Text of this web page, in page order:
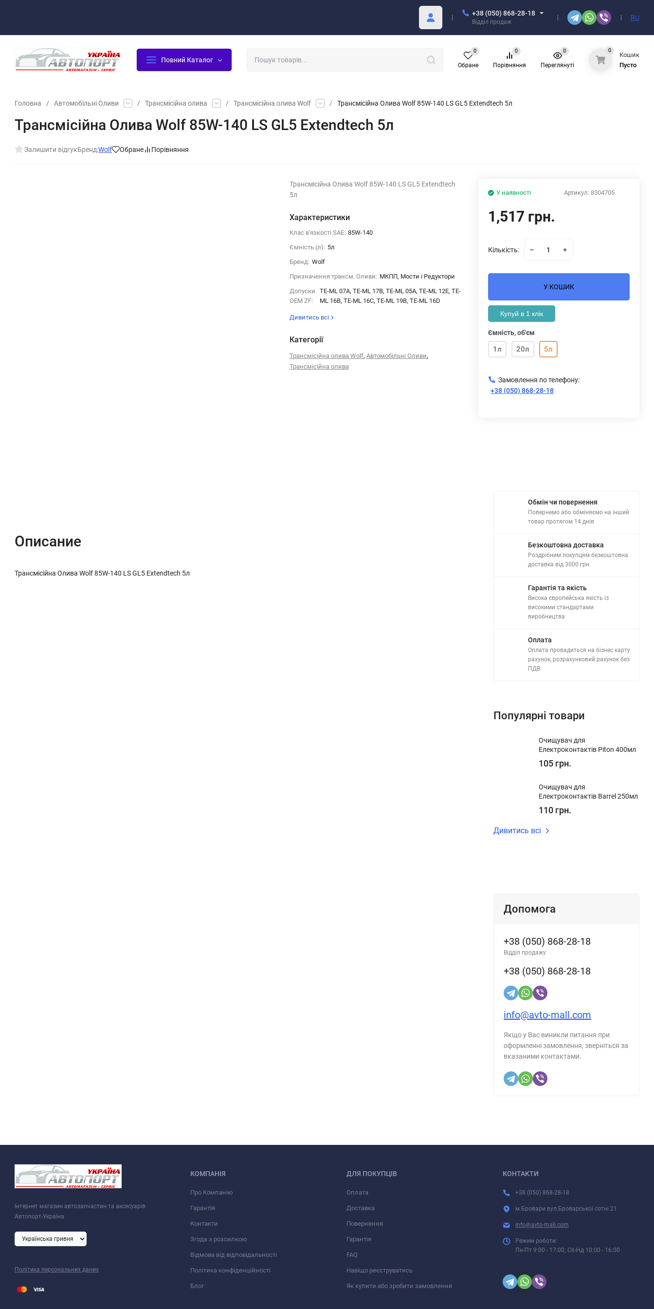
+38 (050) 868-28-18
Відділ продаж
RU
Повний Каталог
Обране
0
Порівняння
0
Переглянуті
0 0
Кошик
Пусто
Головна / Автомобільні Оливи / Трансмісійна олива / Трансмісійна олива Wolf / Трансмісійна Олива Wolf 85W-140 LS GL5 Extendtech 5л
Трансмісійна Олива Wolf 85W-140 LS GL5 Extendtech 5л
Залишити відгукБренд:Wolf Обране Порівняння
Трансмісійна Олива Wolf 85W-140 LS GL5 Extendtech
5л
Характеристики
Клас в'язкості SAE: 85W-140
Ємність (л): 5л
Бренд: Wolf
Призначення трансм. Оливи: МКПП, Мости і Редуктори
Допуски
OEM ZF:
TE-ML 07A, TE-ML 17B, TE-ML 05A, TE-ML 12E, TE-
ML 16B, TE-ML 16C, TE-ML 19B, TE-ML 16D
Дивитись всі
Категорії
Трансмісійна олива Wolf, Автомобільні Оливи,
Трансмісійна олива
Артикул: 8304705
У наявності
1,517 грн.
Кількість:
У КОШИК
Купуй в 1 клік
Ємність, об'єм
1л 20л 5л
Замовлення по телефону:
+38 (050) 868-28-18
Описание
Трансмісійна Олива Wolf 85W-140 LS GL5 Extendtech 5л
Обмін чи повернення
Повернемо або обміняємо на інший
товар протягом 14 днів
Безкоштовна доставка
Роздрібним покупцям безкоштовна
доставка від 3000 грн
Гарантія та якість
Висока європейська якість із
високими стандартами
виробництва
Оплата
Оплата провадиться на бізнес карту
рахунок, розрахунковий рахунок без
ПДВ
Популярні товари
Очищувач для
Електроконтактів Piton 400мл
105 грн.
Очищувач для
Електроконтактів Barrel 250мл
110 грн.
Дивитись всі
Допомога
+38 (050) 868-28-18
Відділ продажу
+38 (050) 868-28-18
info@avto-mall.com
Якщо у Вас виникли питання при
оформленні замовлення, зверніться за
вказаними контактами.
Інтернет магазин автозапчастин та аксесуарів
Автопорт-Україна
Політика персональних даних
КОМПАНІЯ
Про Компанію
Гарантія
Контакти
Згода з розсилкою
Відмова від відповідальності
Політика конфіденційності
Блог
ДЛЯ ПОКУПЦІВ
Оплата
Доставка
Повернення
Гарантія
FAQ
Навіщо реєструватись
Як купити або зробити замовлення
КОНТАКТИ
+38 (050) 868-28-18
м.Бровари вул.Броварської сотні 21
info@avto-mall.com
Режим роботи:
Пн-Пт 9:00 - 17:00; Сб-Нд 10:00 - 16:00